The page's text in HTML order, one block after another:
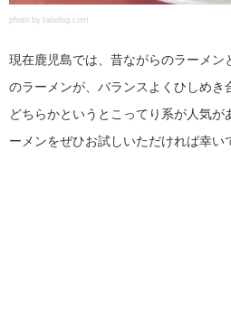
photo by tabelog.com
現在鹿児島では、昔ながらのラーメン
のラーメンが、バランスよくひしめき
どちらかというとこってり系が人気が
ーメンをぜひお試しいただければ幸い